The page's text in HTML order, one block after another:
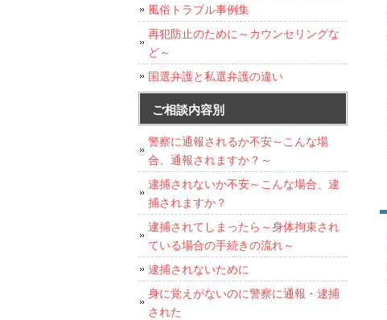
風俗トラブル事例集
再犯防止のために～カウンセリングな
ど～
国選弁護と私選弁護の違い
ご相談内容別
警察に通報されるか不安～こんな場
合、通報されますか？～
逮捕されないか不安～こんな場合、逮
捕されますか？
逮捕されてしまったら～身体拘束され
ている場合の手続きの流れ～
逮捕されないために
身に覚えがないのに警察に通報・逮捕
された